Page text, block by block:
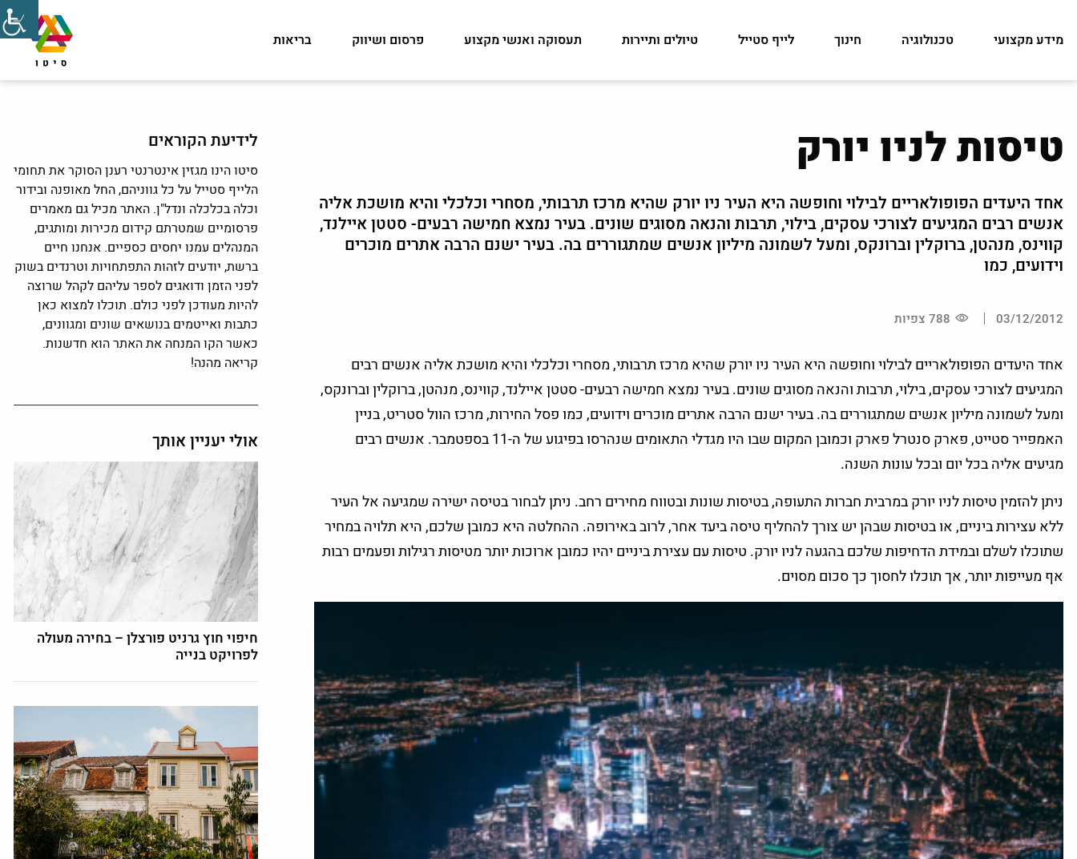
מידע מקצועי טכנולוגיה חינוך לייף סטייל טיולים ותיירות תעסוקה ואנשי מקצוע פרסום ושיווק בריאות
טיסות לניו יורק
אחד היעדים הפופולאריים לבילוי וחופשה היא העיר ניו יורק שהיא מרכז תרבותי, מסחרי וכלכלי והיא מושכת אליה
אנשים רבים המגיעים לצורכי עסקים, בילוי, תרבות והנאה מסוגים שונים. בעיר נמצא חמישה רבעים- סטטן איילנד,
קווינס, מנהטן, ברוקלין וברונקס, ומעל לשמונה מיליון אנשים שמתגוררים בה. בעיר ישנם הרבה אתרים מוכרים
וידועים, כמו
03/12/2012 788 צפיות
אחד היעדים הפופולאריים לבילוי וחופשה היא העיר ניו יורק שהיא מרכז תרבותי, מסחרי וכלכלי והיא מושכת אליה אנשים רבים
המגיעים לצורכי עסקים, בילוי, תרבות והנאה מסוגים שונים. בעיר נמצא חמישה רבעים- סטטן איילנד, קווינס, מנהטן, ברוקלין וברונקס,
ומעל לשמונה מיליון אנשים שמתגוררים בה. בעיר ישנם הרבה אתרים מוכרים וידועים, כמו פסל החירות, מרכז הוול סטריט, בניין
האמפייר סטייט, פארק סנטרל פארק וכמובן המקום שבו היו מגדלי התאומים שנהרסו בפיגוע של ה-11 בספטמבר. אנשים רבים
מגיעים אליה בכל יום ובכל עונות השנה.
ניתן להזמין טיסות לניו יורק במרבית חברות התעופה, בטיסות שונות ובטווח מחירים רחב. ניתן לבחור בטיסה ישירה שמגיעה אל העיר
ללא עצירות ביניים, או בטיסות שבהן יש צורך להחליף טיסה ביעד אחר, לרוב באירופה. ההחלטה היא כמובן שלכם, היא תלויה במחיר
שתוכלו לשלם ובמידת הדחיפות שלכם בהגעה לניו יורק. טיסות עם עצירת ביניים יהיו כמובן ארוכות יותר מטיסות רגילות ופעמים רבות
אף מעייפות יותר, אך תוכלו לחסוך כך סכום מסוים.
לידיעת הקוראים
סיטו הינו מגזין אינטרנטי רענן הסוקר את תחומי
הלייף סטייל על כל גווניהם, החל מאופנה ובידור
וכלה בכלכלה ונדל"ן. האתר מכיל גם מאמרים
פרסומיים שמטרתם קידום מכירות ומותגים,
המנהלים עמנו יחסים כספיים. אנחנו חיים
ברשת, יודעים לזהות התפתחויות וטרנדים בשוק
לפני הזמן ודואגים לספר עליהם לקהל שרוצה
להיות מעודכן לפני כולם. תוכלו למצוא כאן
כתבות ואייטמים בנושאים שונים ומגוונים,
כאשר הקו המנחה את האתר הוא חדשנות.
קריאה מהנה!
אולי יעניין אותך
חיפוי חוץ גרניט פורצלן – בחירה מעולה
לפרויקט בנייה